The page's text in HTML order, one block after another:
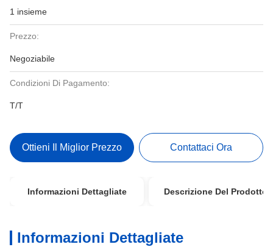
1 insieme
Prezzo:
Negoziabile
Condizioni Di Pagamento:
T/T
Ottieni Il Miglior Prezzo Contattaci Ora
Informazioni Dettagliate Descrizione Del Prodotto
Informazioni Dettagliate